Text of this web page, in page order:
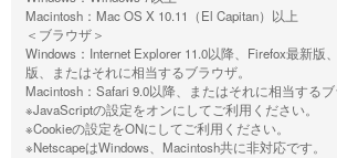
Macintosh：Mac OS X 10.11（El Capitan）以上
＜ブラウザ＞
Windows：Internet Explorer 11.0以降、Firefox最新版
版、またはそれに相当するブラウザ。
Macintosh：Safari 9.0以降、またはそれに相当するブ
※JavaScriptの設定をオンにしてご利用ください。
※Cookieの設定をONにしてご利用ください。
※NetscapeはWindows、Macintosh共に非対応です。